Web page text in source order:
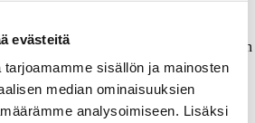
evästeitä
sisällön ja mainosten
median ominaisuuksien
analysoimiseen. Lisäksi
ja kotisivuni tähän selaimeen
varten.